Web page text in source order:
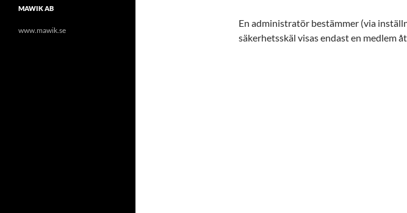
En administratör bestämmer (via
säkerhetsskäl visas endast en medlem
MAWIK AB
www.mawik.se